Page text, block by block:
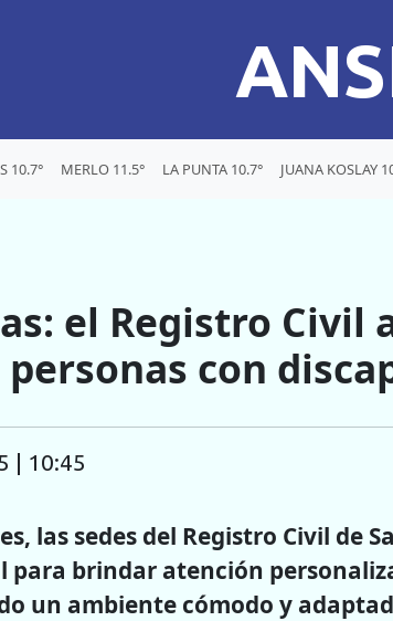
10.7° MERLO 11.5° LA PUNTA 10.7° JUANA KOSLAY
el Registro Civil
con
| 10:45
las sedes del Registro Civil de
brindar atención
un ambiente cómodo y